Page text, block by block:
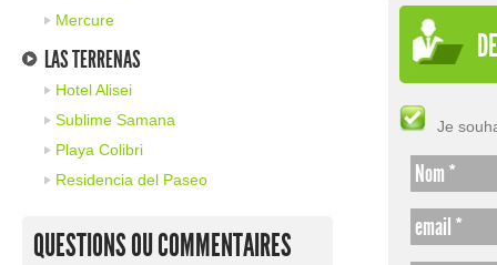
Mercure
LAS TERRENAS
Hotel Alisei
Sublime Samana
Playa Colibri
Residencia del Paseo
QUESTIONS OU COMMENTAIRES
Je
Nom *
email *